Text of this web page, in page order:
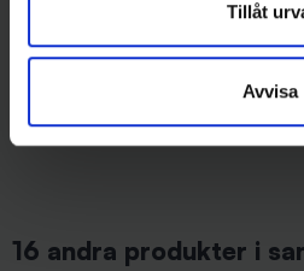
Tillåt
Avvisa
Westin BullTeez Shadtail 9,5
cm - Gold Rush (2-pack)
16 andra produkter i